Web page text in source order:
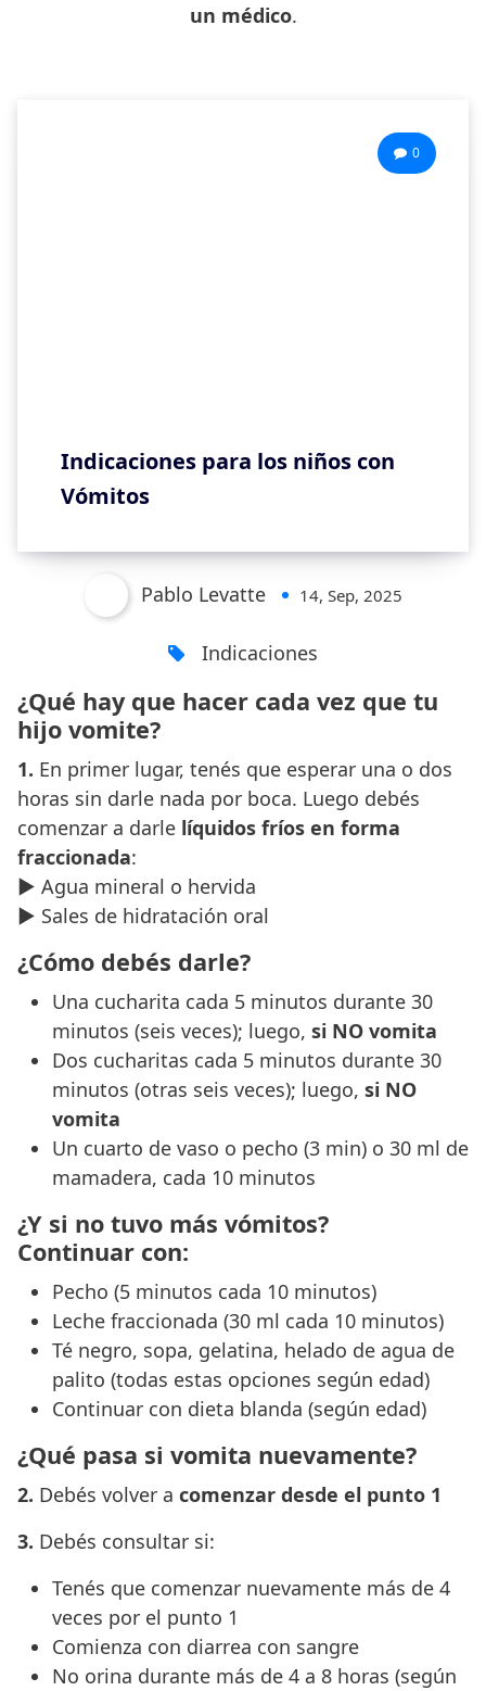
un médico.
Indicaciones para los niños con
Vómitos
0
Pablo Levatte 14, Sep, 2025
Indicaciones
¿Qué hay que hacer cada vez que tu
hijo vomite?
1. En primer lugar, tenés que esperar una o dos
horas sin darle nada por boca. Luego debés
comenzar a darle líquidos fríos en forma
fraccionada:
► Agua mineral o hervida
► Sales de hidratación oral
¿Cómo debés darle?
Una cucharita cada 5 minutos durante 30
minutos (seis veces); luego, si NO vomita
Dos cucharitas cada 5 minutos durante 30
minutos (otras seis veces); luego, si NO
vomita
Un cuarto de vaso o pecho (3 min) o 30 ml de
mamadera, cada 10 minutos
¿Y si no tuvo más vómitos?
Continuar con:
Pecho (5 minutos cada 10 minutos)
Leche fraccionada (30 ml cada 10 minutos)
Té negro, sopa, gelatina, helado de agua de
palito (todas estas opciones según edad)
Continuar con dieta blanda (según edad)
¿Qué pasa si vomita nuevamente?
2. Debés volver a comenzar desde el punto 1
3. Debés consultar si:
Tenés que comenzar nuevamente más de 4
veces por el punto 1
Comienza con diarrea con sangre
No orina durante más de 4 a 8 horas (según